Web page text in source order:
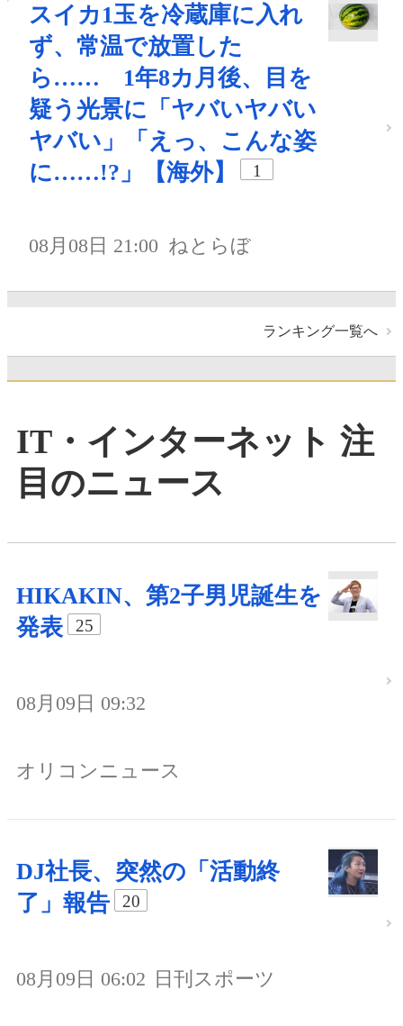
スイカ1玉を冷蔵庫に入れ
ず、常温で放置した
ら…… 1年8カ月後、目を
疑う光景に「ヤバいヤバい
ヤバい」「えっ、こんな姿
に……!?」【海外】
1
08月08日 21:00 ねとらぼ
ランキング一覧へ
IT・インターネット 注
目のニュース
HIKAKIN、第2子男児誕生を
発表
25
08月09日 09:32
オリコンニュース
DJ社長、突然の「活動終
了」報告
20
08月09日 06:02 日刊スポーツ